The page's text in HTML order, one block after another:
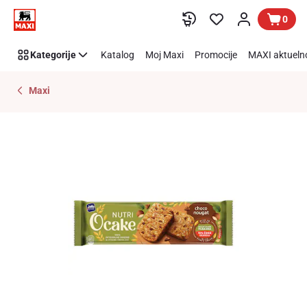
Preskoči link 0
Kategorije Katalog Moj Maxi Promocije MAXI
Maxi